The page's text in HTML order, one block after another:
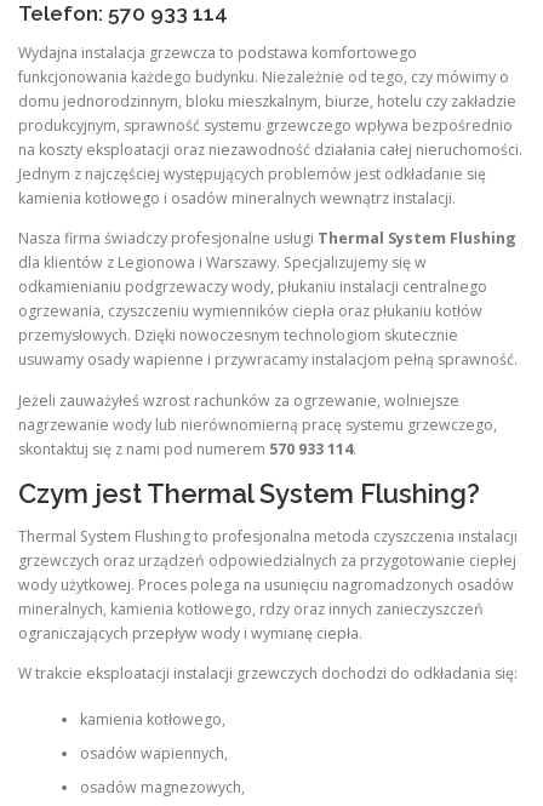
Telefon: 570 933 114
Wydajna instalacja grzewcza to podstawa komfortowego
funkcjonowania każdego budynku. Niezależnie od tego, czy mówimy o
domu jednorodzinnym, bloku mieszkalnym, biurze, hotelu czy zakładzie
produkcyjnym, sprawność systemu grzewczego wpływa bezpośrednio
na koszty eksploatacji oraz niezawodność działania całej nieruchomości.
Jednym z najczęściej występujących problemów jest odkładanie się
kamienia kotłowego i osadów mineralnych wewnątrz instalacji.
Nasza firma świadczy profesjonalne usługi Thermal System Flushing
dla klientów z Legionowa i Warszawy. Specjalizujemy się w
odkamienianiu podgrzewaczy wody, płukaniu instalacji centralnego
ogrzewania, czyszczeniu wymienników ciepła oraz płukaniu kotłów
przemysłowych. Dzięki nowoczesnym technologiom skutecznie
usuwamy osady wapienne i przywracamy instalacjom pełną sprawność.
Jeżeli zauważyłeś wzrost rachunków za ogrzewanie, wolniejsze
nagrzewanie wody lub nierównomierną pracę systemu grzewczego,
skontaktuj się z nami pod numerem 570 933 114.
Czym jest Thermal System Flushing?
Thermal System Flushing to profesjonalna metoda czyszczenia instalacji
grzewczych oraz urządzeń odpowiedzialnych za przygotowanie ciepłej
wody użytkowej. Proces polega na usunięciu nagromadzonych osadów
mineralnych, kamienia kotłowego, rdzy oraz innych zanieczyszczeń
ograniczających przepływ wody i wymianę ciepła.
W trakcie eksploatacji instalacji grzewczych dochodzi do odkładania się:
kamienia kotłowego,
osadów wapiennych,
osadów magnezowych,